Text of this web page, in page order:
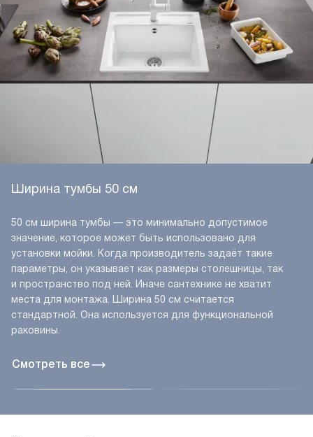
Смотреть все
Ширина тумбы 50 см
50 см ширина тумбы — это минимально допустимое
значение, которое может быть использовано для
установки мойки. Когда производитель задаёт такие
параметры, он указывает как размеры столешницы, так
и пространство под ней. Иначе сантехнике не хватит
места для монтажа. Ширина 50 см считается
стандартной. Она используется для функциональной
раковины.